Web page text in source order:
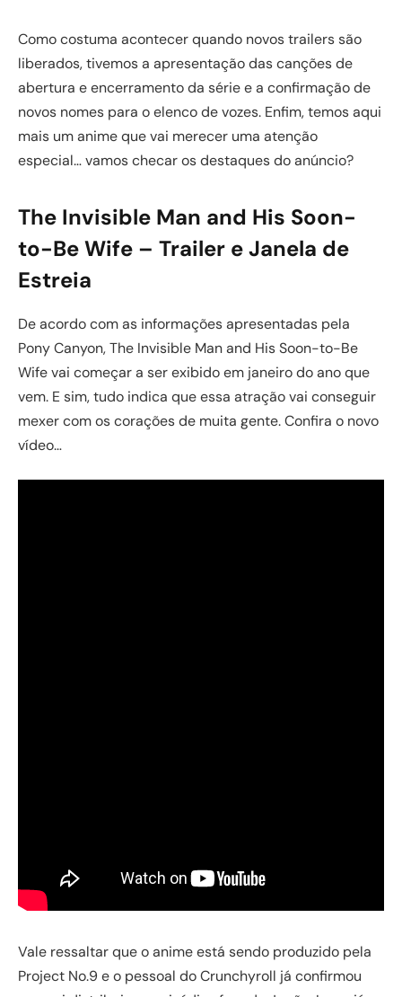
Como costuma acontecer quando novos trailers são
liberados, tivemos a apresentação das canções de
abertura e encerramento da série e a confirmação de
novos nomes para o elenco de vozes. Enfim, temos aqui
mais um anime que vai merecer uma atenção
especial… vamos checar os destaques do anúncio?
The Invisible Man and His Soon-
to-Be Wife – Trailer e Janela de
Estreia
De acordo com as informações apresentadas pela
Pony Canyon, The Invisible Man and His Soon-to-Be
Wife vai começar a ser exibido em janeiro do ano que
vem. E sim, tudo indica que essa atração vai conseguir
mexer com os corações de muita gente. Confira o novo
vídeo…
Vale ressaltar que o anime está sendo produzido pela
Project No.9 e o pessoal do Crunchyroll já confirmou